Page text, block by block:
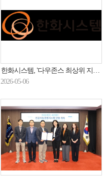
한화시스템, '다우존스 최상위 지수 아시아' 편입
2026-05-06